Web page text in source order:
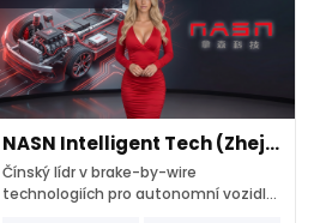
NASN Intelligent Tech (Zhejiang)
Čínský lídr v brake-by-wire
technologiích pro autonomní vozidla